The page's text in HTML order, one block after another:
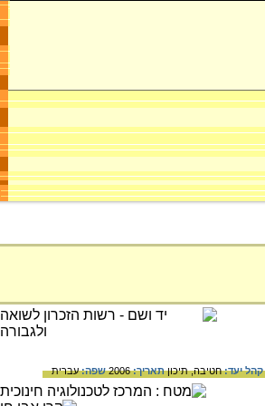
קהל יעד:חטיבה,תיכוןתאריך:2006 שפה:עברית